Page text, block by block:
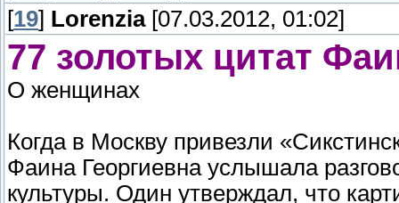
[19] Lorenzia[07.03.2012, 01:02]
77 золотых цитат
О женщинах
Когда в Москву привезли
Фаина Георгиевна услышала
культуры. Один утверждал, что